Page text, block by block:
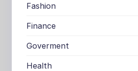
Fashion
Finance
Goverment
Health